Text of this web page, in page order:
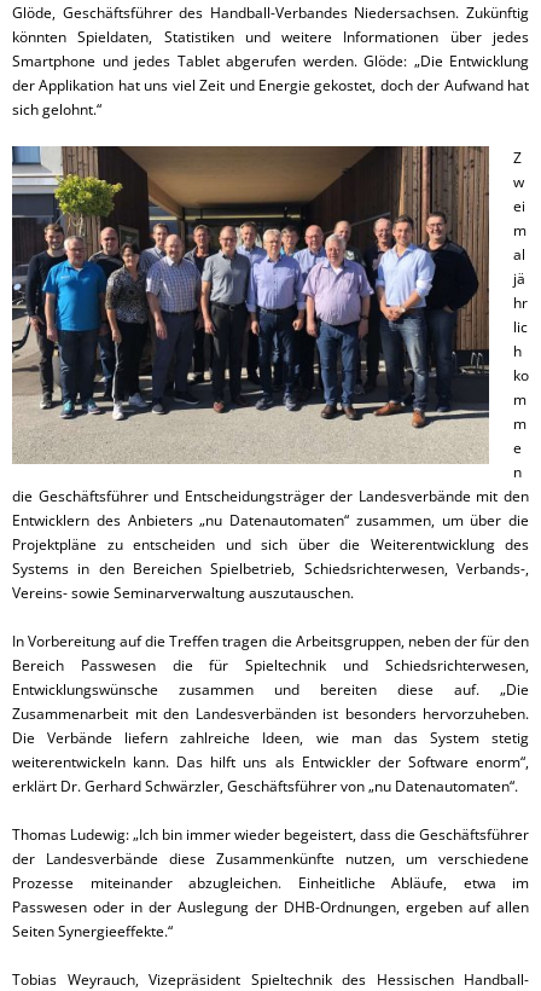
Glöde, Geschäftsführer des Handball-Verbandes Niedersachsen. Zukünftig
könnten Spieldaten, Statistiken und weitere Informationen über jedes
Smartphone und jedes Tablet abgerufen werden. Glöde: „Die Entwicklung
der Applikation hat uns viel Zeit und Energie gekostet, doch der Aufwand hat
sich gelohnt.“
Z
w
ei
m
al
jä
hr
lic
h
ko
m
m
e
n
die Geschäftsführer und Entscheidungsträger der Landesverbände mit den
Entwicklern des Anbieters „nu Datenautomaten“ zusammen, um über die
Projektpläne zu entscheiden und sich über die Weiterentwicklung des
Systems in den Bereichen Spielbetrieb, Schiedsrichterwesen, Verbands-,
Vereins- sowie Seminarverwaltung auszutauschen.
In Vorbereitung auf die Treffen tragen die Arbeitsgruppen, neben der für den
Bereich Passwesen die für Spieltechnik und Schiedsrichterwesen,
Entwicklungswünsche zusammen und bereiten diese auf. „Die
Zusammenarbeit mit den Landesverbänden ist besonders hervorzuheben.
Die Verbände liefern zahlreiche Ideen, wie man das System stetig
weiterentwickeln kann. Das hilft uns als Entwickler der Software enorm“,
erklärt Dr. Gerhard Schwärzler, Geschäftsführer von „nu Datenautomaten“.
Thomas Ludewig: „Ich bin immer wieder begeistert, dass die Geschäftsführer
der Landesverbände diese Zusammenkünfte nutzen, um verschiedene
Prozesse miteinander abzugleichen. Einheitliche Abläufe, etwa im
Passwesen oder in der Auslegung der DHB-Ordnungen, ergeben auf allen
Seiten Synergieeffekte.“
Tobias Weyrauch, Vizepräsident Spieltechnik des Hessischen Handball-